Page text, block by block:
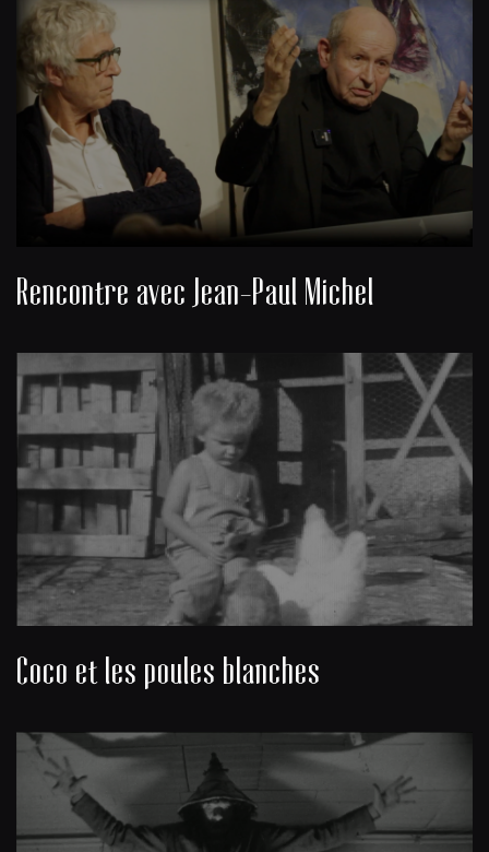
Rencontre avec Jean-Paul Michel
Coco et les poules blanches